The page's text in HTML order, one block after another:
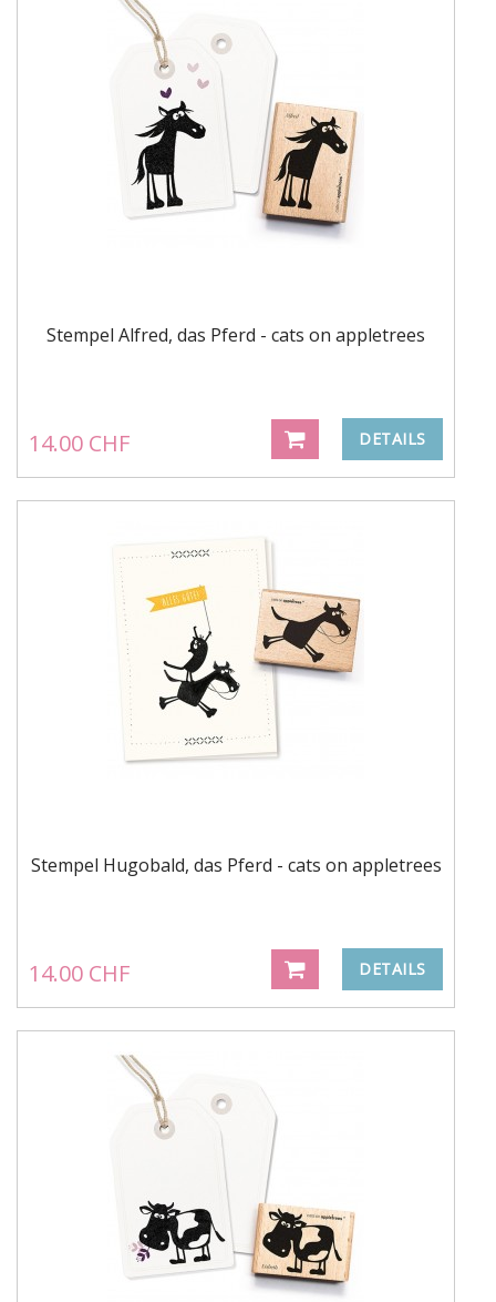
Stempel Alfred, das Pferd - cats on appletrees
14.00 CHF DETAILS
Stempel Hugobald, das Pferd - cats on appletrees
14.00 CHF DETAILS